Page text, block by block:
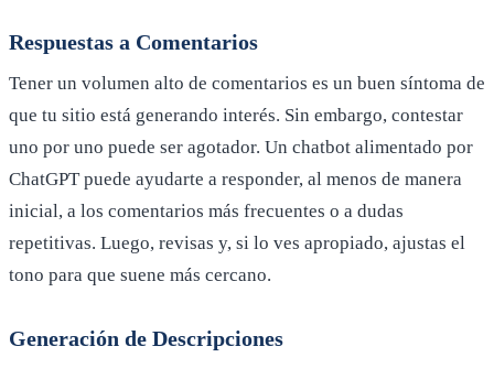
Respuestas a Comentarios
Tener un volumen alto de comentarios es un buen síntoma de
que tu sitio está generando interés. Sin embargo, contestar
uno por uno puede ser agotador. Un chatbot alimentado por
ChatGPT puede ayudarte a responder, al menos de manera
inicial, a los comentarios más frecuentes o a dudas
repetitivas. Luego, revisas y, si lo ves apropiado, ajustas el
tono para que suene más cercano.
Generación de Descripciones